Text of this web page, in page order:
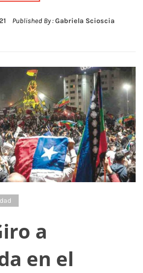
Published By :Gabriela Scioscia
a
en el